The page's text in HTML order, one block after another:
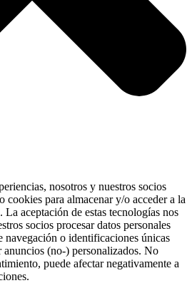
nosotros y nuestros socios
cookies para almacenar y/o acceder a la
aceptación de estas tecnologías nos
socios procesar datos personales
navegación o identificaciones únicas
(no-) personalizados. No
puede afectar negativamente a